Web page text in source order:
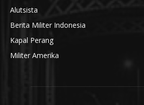
Alutsista
Berita Militer Indonesia
Kapal Perang
Militer Amerika